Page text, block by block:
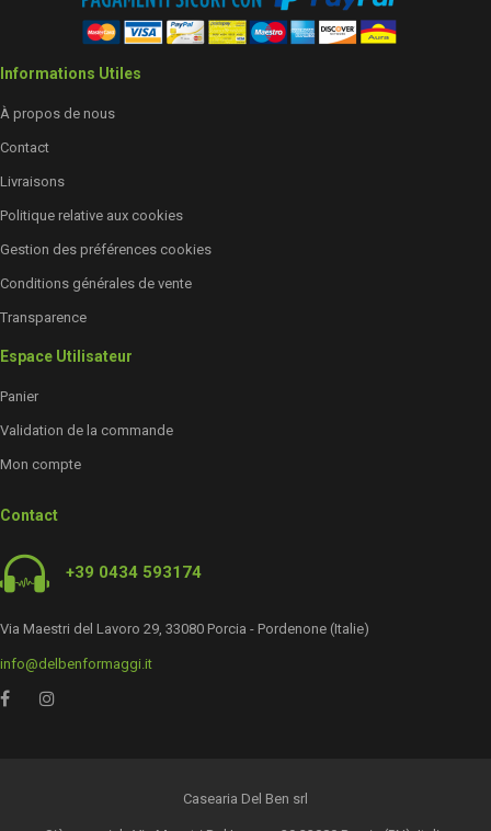
Informations Utiles
À propos de nous
Contact
Livraisons
Politique relative aux cookies
Gestion des préférences cookies
Conditions générales de vente
Transparence
Espace Utilisateur
Panier
Validation de la commande
Mon compte
Contact
+39 0434 593174
Via Maestri del Lavoro 29, 33080 Porcia - Pordenone (Italie)
info@delbenformaggi.it
Casearia Del Ben srl